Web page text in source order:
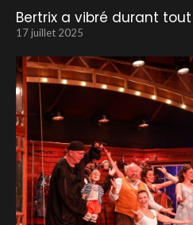
Bertrix a vibré durant
17 juillet 2025